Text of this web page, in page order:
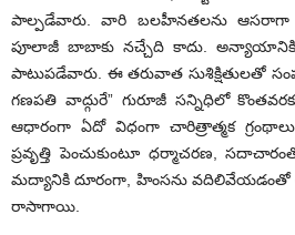
పాల్పడేవారు. వారి బలహీనతలను ఆసరాగా
పూలాజీ బాబాకు నచ్చేది కాదు. అన్యాయానికి
పాటుపడేవారు. ఈ తరువాత సుశిక్షితులతో
గణపతి వాద్గురే” గురూజీ సన్నిధిలో
ఆధారంగా ఏదో విధంగా చారిత్రాత్మక
ప్రవృత్తి పెంచుకుంటూ ధర్మాచరణ,
మద్యానికి దూరంగా, హింసను
రాసాగాయి.